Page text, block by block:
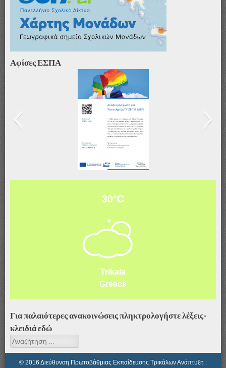
Αφίσες ΕΣΠΑ
30°C
Trikala
Greece
Για παλαιότερες ανακοινώσεις πληκτρολογήστε λέξεις-
κλειδιά εδώ
Αναζήτηση
© 2016 Διεύθυνση Πρωτοβάθμιας Εκπαίδευσης Τρικάλων Ανάπτυξη :